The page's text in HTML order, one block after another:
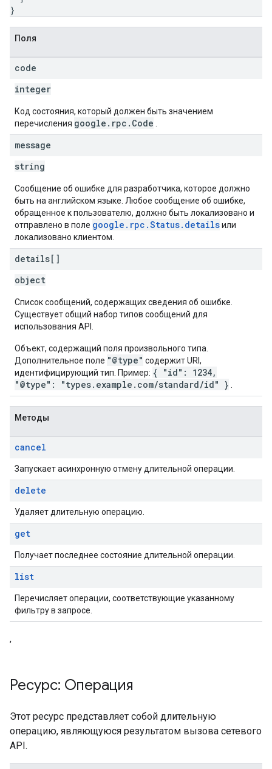
}
Поля
code
integer
Код состояния, который должен быть значением
перечисления google.rpc.Code
message
string
Сообщение об ошибке для разработчика, которое должно
быть на английском языке. Любое сообщение об ошибке,
обращенное к пользователю, должно быть локализовано и
отправлено в поле google.rpc.Status.detailsили
локализовано клиентом.
details[]
object
Список сообщений, содержащих сведения об ошибке.
Существует общий набор типов сообщений для
использования API.
Объект, содержащий поля произвольного типа.
Дополнительное поле "@type" содержит URI,
идентифицирующий тип. Пример: { "id": 1234,
"@type": "types.example.com/standard/id" }
Методы
cancel
Запускает асинхронную отмену длительной операции.
delete
Удаляет длительную операцию.
get
Получает последнее состояние длительной операции.
list
Перечисляет операции, соответствующие указанному
фильтру в запросе.
,
Ресурс: Операция
Этот ресурс представляет собой длительную
операцию, являющуюся результатом вызова сетевого
API.